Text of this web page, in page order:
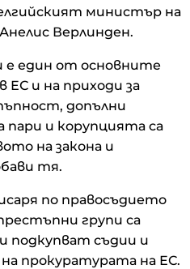
министър на
Верлинден.
е един от основните
ЕС и на приходи за
допълни
пари и корупцията са
на закона и
тя.
по правосъдието
групи са
подкупват съдии и
прокуратурата на ЕС.